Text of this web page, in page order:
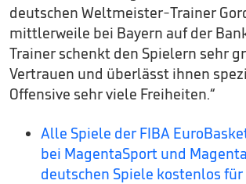
deutschen Weltmeister-Trainer
mittlerweile bei Bayern auf der
Trainer schenkt den Spielern sehr
Vertrauen und überlässt ihnen
Offensive sehr viele Freiheiten.“
Alle Spiele der FIBA
bei MagentaSport und
deutschen Spiele kostenlos